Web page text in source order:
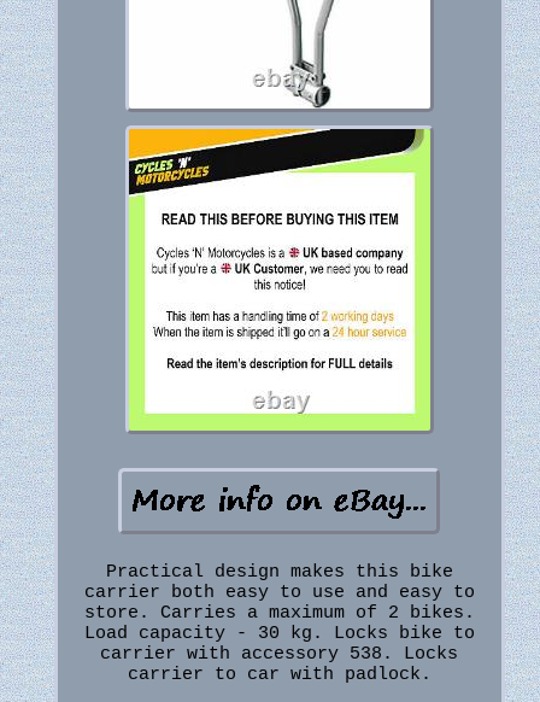
Practical design makes this bike
carrier both easy to use and easy to
store. Carries a maximum of 2 bikes.
Load capacity - 30 kg. Locks bike to
carrier with accessory 538. Locks
carrier to car with padlock.